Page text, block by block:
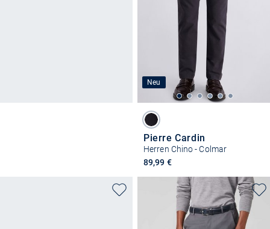
Neu
Pierre Cardin
Herren Chino - Colmar
89,99 €